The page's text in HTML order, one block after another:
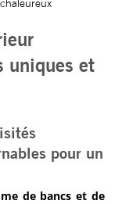
uniques et
pour un
de bancs et de